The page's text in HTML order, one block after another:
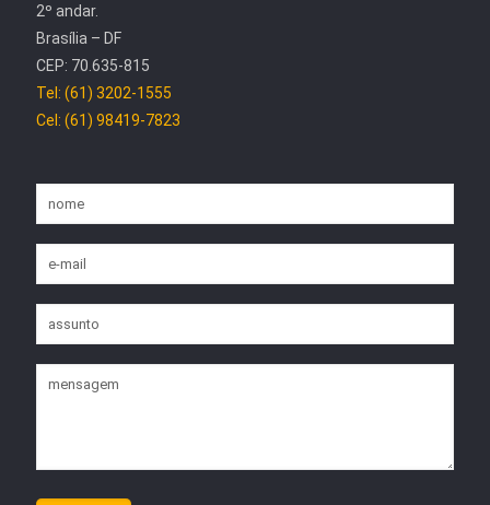
2º andar.
Brasília – DF
CEP: 70.635-815
Tel: (61) 3202-1555
Cel: (61) 98419-7823